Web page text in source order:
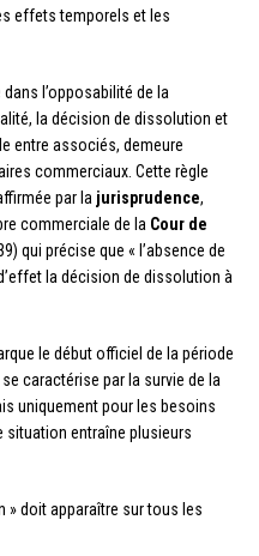
effets temporels et les
l’opposabilité de la
la décision de dissolution et
entre associés, demeure
commerciaux. Cette règle
par la jurisprudence,
commerciale de la Cour de
qui précise que « l’absence de
la décision de dissolution à
le début officiel de la période
caractérise par la survie de la
uniquement pour les besoins
situation entraîne plusieurs
» doit apparaître sur tous les